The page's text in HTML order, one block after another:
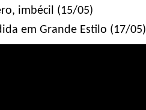
imbécil (15/05)
em Grande Estilo (17/05)